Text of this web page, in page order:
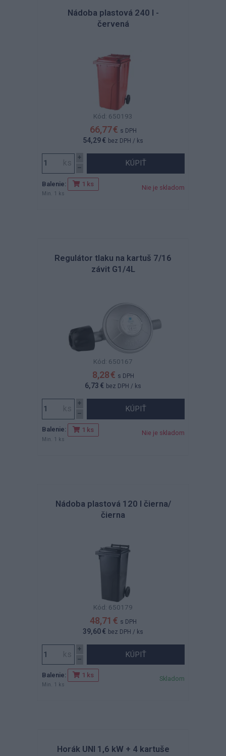
Nádoba plastová 240 l -
červená
Kód: 650193
66,77 € s DPH
54,29 € bez DPH / ks
KÚPIŤ
Balenie: 1 ks
Min. 1 ks
Nie je skladom
Regulátor tlaku na kartuš 7/16
závit G1/4L
Kód: 650167
8,28 € s DPH
6,73 € bez DPH / ks
KÚPIŤ
Balenie: 1 ks
Min. 1 ks
Nie je skladom
Nádoba plastová 120 l čierna/
čierna
Kód: 650179
48,71 € s DPH
39,60 € bez DPH / ks
KÚPIŤ
Balenie: 1 ks
Min. 1 ks
Skladom
Horák UNI 1,6 kW + 4 kartuše